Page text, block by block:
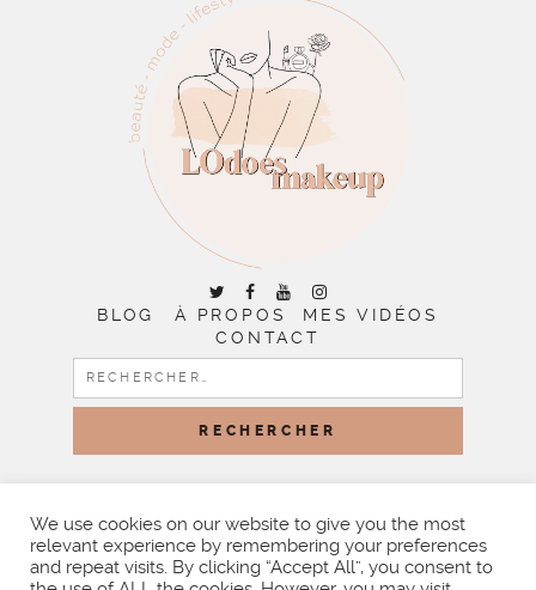
BLOG À PROPOS
MES VIDÉOS
CONTACT
RECHERCHER :
BY LITTLE THEME SHOP
We use cookies on our website to give you the most
relevant experience by remembering your preferences
and repeat visits. By clicking “Accept All”, you consent to